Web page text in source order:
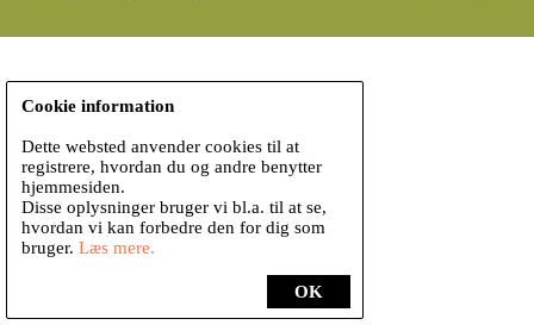
OK
Cookie information
Dette websted anvender cookies til at
registrere, hvordan du og andre benytter
hjemmesiden.
Disse oplysninger bruger vi bl.a. til at se,
hvordan vi kan forbedre den for dig som
bruger. Læs mere.